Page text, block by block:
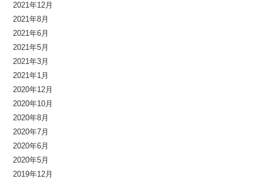
2021年12月
2021年8月
2021年6月
2021年5月
2021年3月
2021年1月
2020年12月
2020年10月
2020年8月
2020年7月
2020年6月
2020年5月
2019年12月